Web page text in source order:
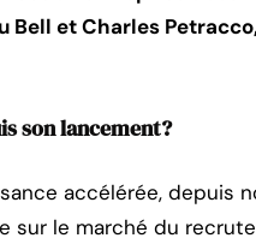
Bell et Charles
son lancement?
accélérée, depuis
sur le marché du